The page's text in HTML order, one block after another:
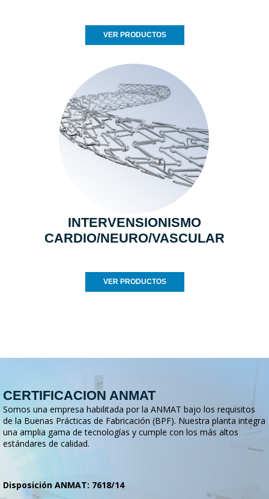
VER PRODUCTOS
INTERVENSIONISMO
CARDIO/NEURO/VASCULAR
VER PRODUCTOS
CERTIFICACION ANMAT
Somos una empresa habilitada por la ANMAT bajo los requisitos
de la Buenas Prácticas de Fabricación (BPF). Nuestra planta integra
una amplia gama de tecnologías y cumple con los más altos
estándares de calidad.
Disposición ANMAT: 7618/14